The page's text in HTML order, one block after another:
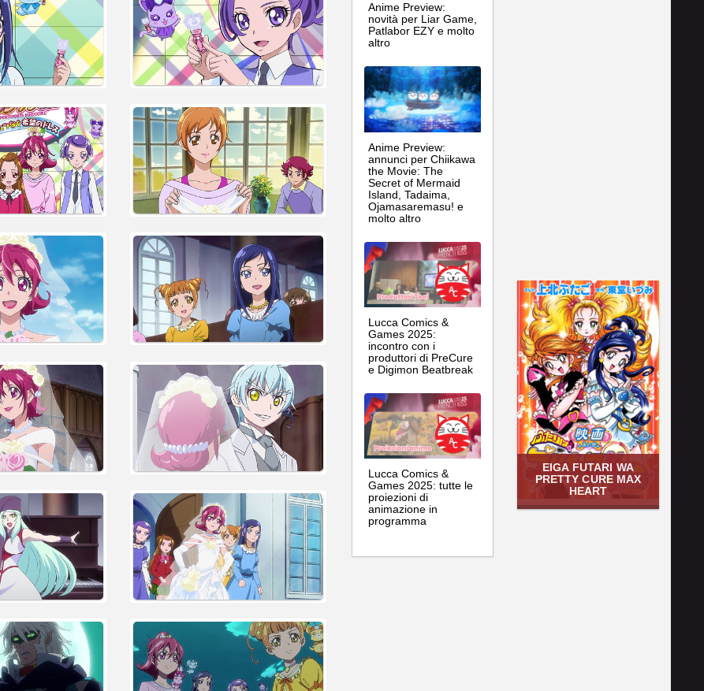
Anime Preview:
novità per Liar Game,
Patlabor EZY e molto
altro
Anime Preview:
annunci per Chiikawa
the Movie: The
Secret of Mermaid
Island, Tadaima,
Ojamasaremasu! e
molto altro
Lucca Comics &
Games 2025:
incontro con i
produttori di PreCure
e Digimon Beatbreak
Lucca Comics &
Games 2025: tutte le
proiezioni di
animazione in
programma
EIGA FUTARI WA
PRETTY CURE MAX
HEART